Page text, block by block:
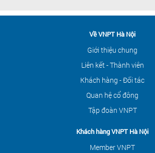
Về VNPT Hà Nội
Giới thiệu chung
Liên kết - Thành viên
Khách hàng - Đối tác
Quan hệ cổ đông
Tập đoàn VNPT
Khách hàng VNPT Hà Nội
Member VNPT